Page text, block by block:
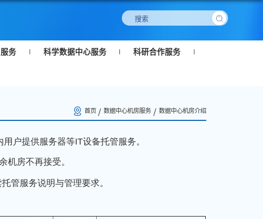
务 科学数据中心服务 科研合作服务
首页 数据中心机房服务 数据中心机房介绍
户提供服务器等IT设备托管服务。
机房不再接受。
管服务说明与管理要求。